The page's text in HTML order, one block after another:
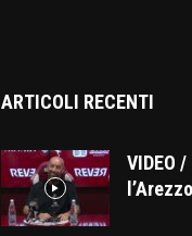
ARTICOLI RECENTI
VIDEO